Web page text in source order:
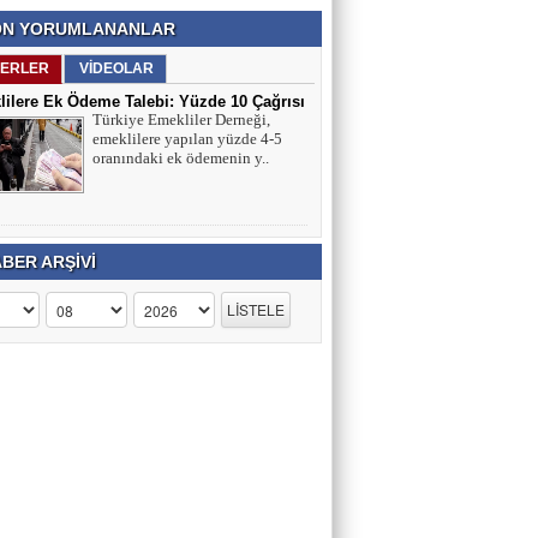
YORUMLANANLAR
VİDEOLAR
Ek Ödeme Talebi: Yüzde 10 Çağrısı
Türkiye Emekliler Derneği,
emeklilere yapılan yüzde 4-5
oranındaki ek ödemenin y..
ARŞİVİ